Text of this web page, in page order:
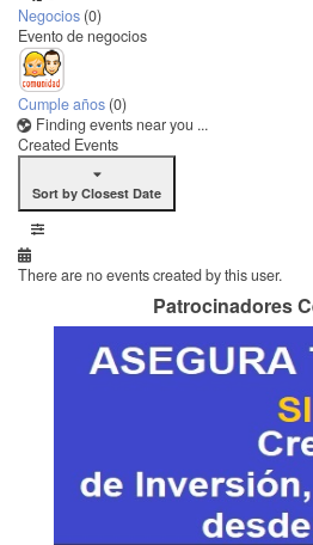
Negocios (0)
Evento de negocios
Cumple años (0)
Finding events near you ...
Created Events
Sort by Closest Date
There are no events created by this user.
Patrocinadores